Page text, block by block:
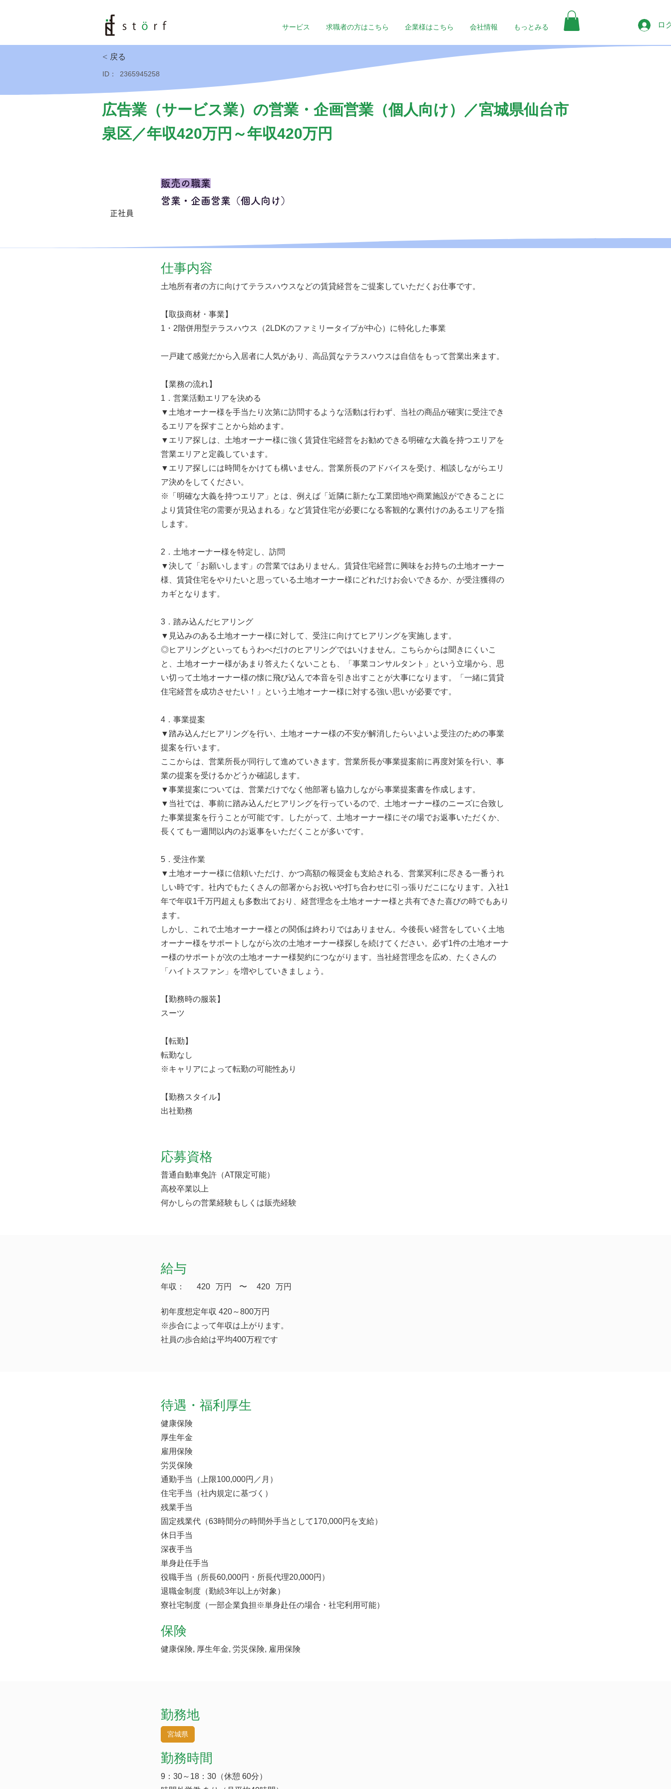
サービス 求職者の方はこちら 企業様はこちら 会社情報 もっとみる ロ
< 戻る
ID： 2365945258
広告業（サービス業）の営業・企画営業（個人向け）／宮城県仙台市
泉区／年収420万円～年収420万円
正社員
販売の職業
営業・企画営業（個人向け）
仕事内容
土地所有者の方に向けてテラスハウスなどの賃貸経営をご提案していただくお仕事です。
【取扱商材・事業】
1・2階併用型テラスハウス（2LDKのファミリータイプが中心）に特化した事業
一戸建て感覚だから入居者に人気があり、高品質なテラスハウスは自信をもって営業出来ます。
【業務の流れ】
1．営業活動エリアを決める
▼土地オーナー様を手当たり次第に訪問するような活動は行わず、当社の商品が確実に受注でき
るエリアを探すことから始めます。
▼エリア探しは、土地オーナー様に強く賃貸住宅経営をお勧めできる明確な大義を持つエリアを
営業エリアと定義しています。
▼エリア探しには時間をかけても構いません。営業所長のアドバイスを受け、相談しながらエリ
ア決めをしてください。
※「明確な大義を持つエリア」とは、例えば「近隣に新たな工業団地や商業施設ができることに
より賃貸住宅の需要が見込まれる」など賃貸住宅が必要になる客観的な裏付けのあるエリアを指
します。
2．土地オーナー様を特定し、訪問
▼決して「お願いします」の営業ではありません。賃貸住宅経営に興味をお持ちの土地オーナー
様、賃貸住宅をやりたいと思っている土地オーナー様にどれだけお会いできるか、が受注獲得の
カギとなります。
3．踏み込んだヒアリング
▼見込みのある土地オーナー様に対して、受注に向けてヒアリングを実施します。
◎ヒアリングといってもうわべだけのヒアリングではいけません。こちらからは聞きにくいこ
と、土地オーナー様があまり答えたくないことも、「事業コンサルタント」という立場から、思
い切って土地オーナー様の懐に飛び込んで本音を引き出すことが大事になります。「一緒に賃貸
住宅経営を成功させたい！」という土地オーナー様に対する強い思いが必要です。
4．事業提案
▼踏み込んだヒアリングを行い、土地オーナー様の不安が解消したらいよいよ受注のための事業
提案を行います。
ここからは、営業所長が同行して進めていきます。営業所長が事業提案前に再度対策を行い、事
業の提案を受けるかどうか確認します。
▼事業提案については、営業だけでなく他部署も協力しながら事業提案書を作成します。
▼当社では、事前に踏み込んだヒアリングを行っているので、土地オーナー様のニーズに合致し
た事業提案を行うことが可能です。したがって、土地オーナー様にその場でお返事いただくか、
長くても一週間以内のお返事をいただくことが多いです。
5．受注作業
▼土地オーナー様に信頼いただけ、かつ高額の報奨金も支給される、営業冥利に尽きる一番うれ
しい時です。社内でもたくさんの部署からお祝いや打ち合わせに引っ張りだこになります。入社1
年で年収1千万円超えも多数出ており、経営理念を土地オーナー様と共有できた喜びの時でもあり
ます。
しかし、これで土地オーナー様との関係は終わりではありません。今後長い経営をしていく土地
オーナー様をサポートしながら次の土地オーナー様探しを続けてください。必ず1件の土地オーナ
ー様のサポートが次の土地オーナー様契約につながります。当社経営理念を広め、たくさんの
「ハイトスファン」を増やしていきましょう。
【勤務時の服装】
スーツ
【転勤】
転勤なし
※キャリアによって転勤の可能性あり
【勤務スタイル】
出社勤務
応募資格
普通自動車免許（AT限定可能）
高校卒業以上
何かしらの営業経験もしくは販売経験
給与
年収： 420 万円 ​〜 420 万円
初年度想定年収 420～800万円
※歩合によって年収は上がります。
社員の歩合給は平均400万程です
待遇・福利厚生
健康保険
厚生年金
雇用保険
労災保険
通勤手当（上限100,000円／月）
住宅手当（社内規定に基づく）
残業手当
固定残業代（63時間分の時間外手当として170,000円を支給）
休日手当
深夜手当
単身赴任手当
役職手当（所長60,000円・所長代理20,000円）
退職金制度（勤続3年以上が対象）
寮社宅制度（一部企業負担※単身赴任の場合・社宅利用可能）
保険
健康保険, 厚生年金, 労災保険, 雇用保険
勤務地
宮城県
勤務時間
9：30～18：30（休憩 60分）